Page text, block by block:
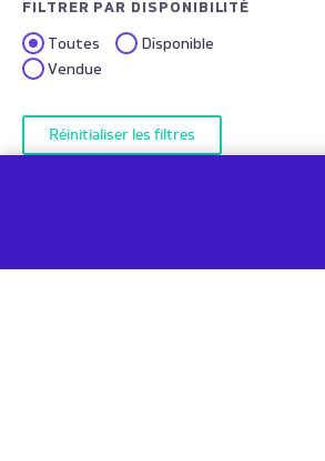
FILTRER PAR DISPONIBILITÉ
Toutes
Disponible
Vendue
Réinitialiser les filtres